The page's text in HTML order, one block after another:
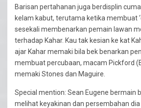
Barisan pertahanan juga berdisplin
kelam kabut, terutama ketika membuat
sesekali membenarkan pemain lawan
terhadap Kahar. Kau tak kesian ke kat
ajar Kahar memaki bila bek benarkan
membuat percubaan, macam Pickford
memaki Stones dan Maguire.
Special mention: Sean Eugene bermain
melihat keyakinan dan persembahan